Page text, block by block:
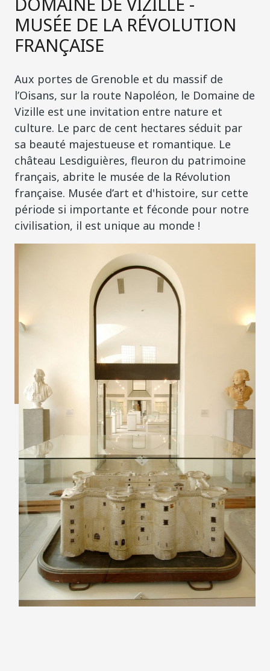
MUSÉE DE LA RÉVOLUTION
FRANÇAISE
Aux portes de Grenoble et du massif de
l’Oisans, sur la route Napoléon, le Domaine de
Vizille est une invitation entre nature et
culture. Le parc de cent hectares séduit par
sa beauté majestueuse et romantique. Le
château Lesdiguières, fleuron du patrimoine
français, abrite le musée de la Révolution
française. Musée d’art et d'histoire, sur cette
période si importante et féconde pour notre
civilisation, il est unique au monde !